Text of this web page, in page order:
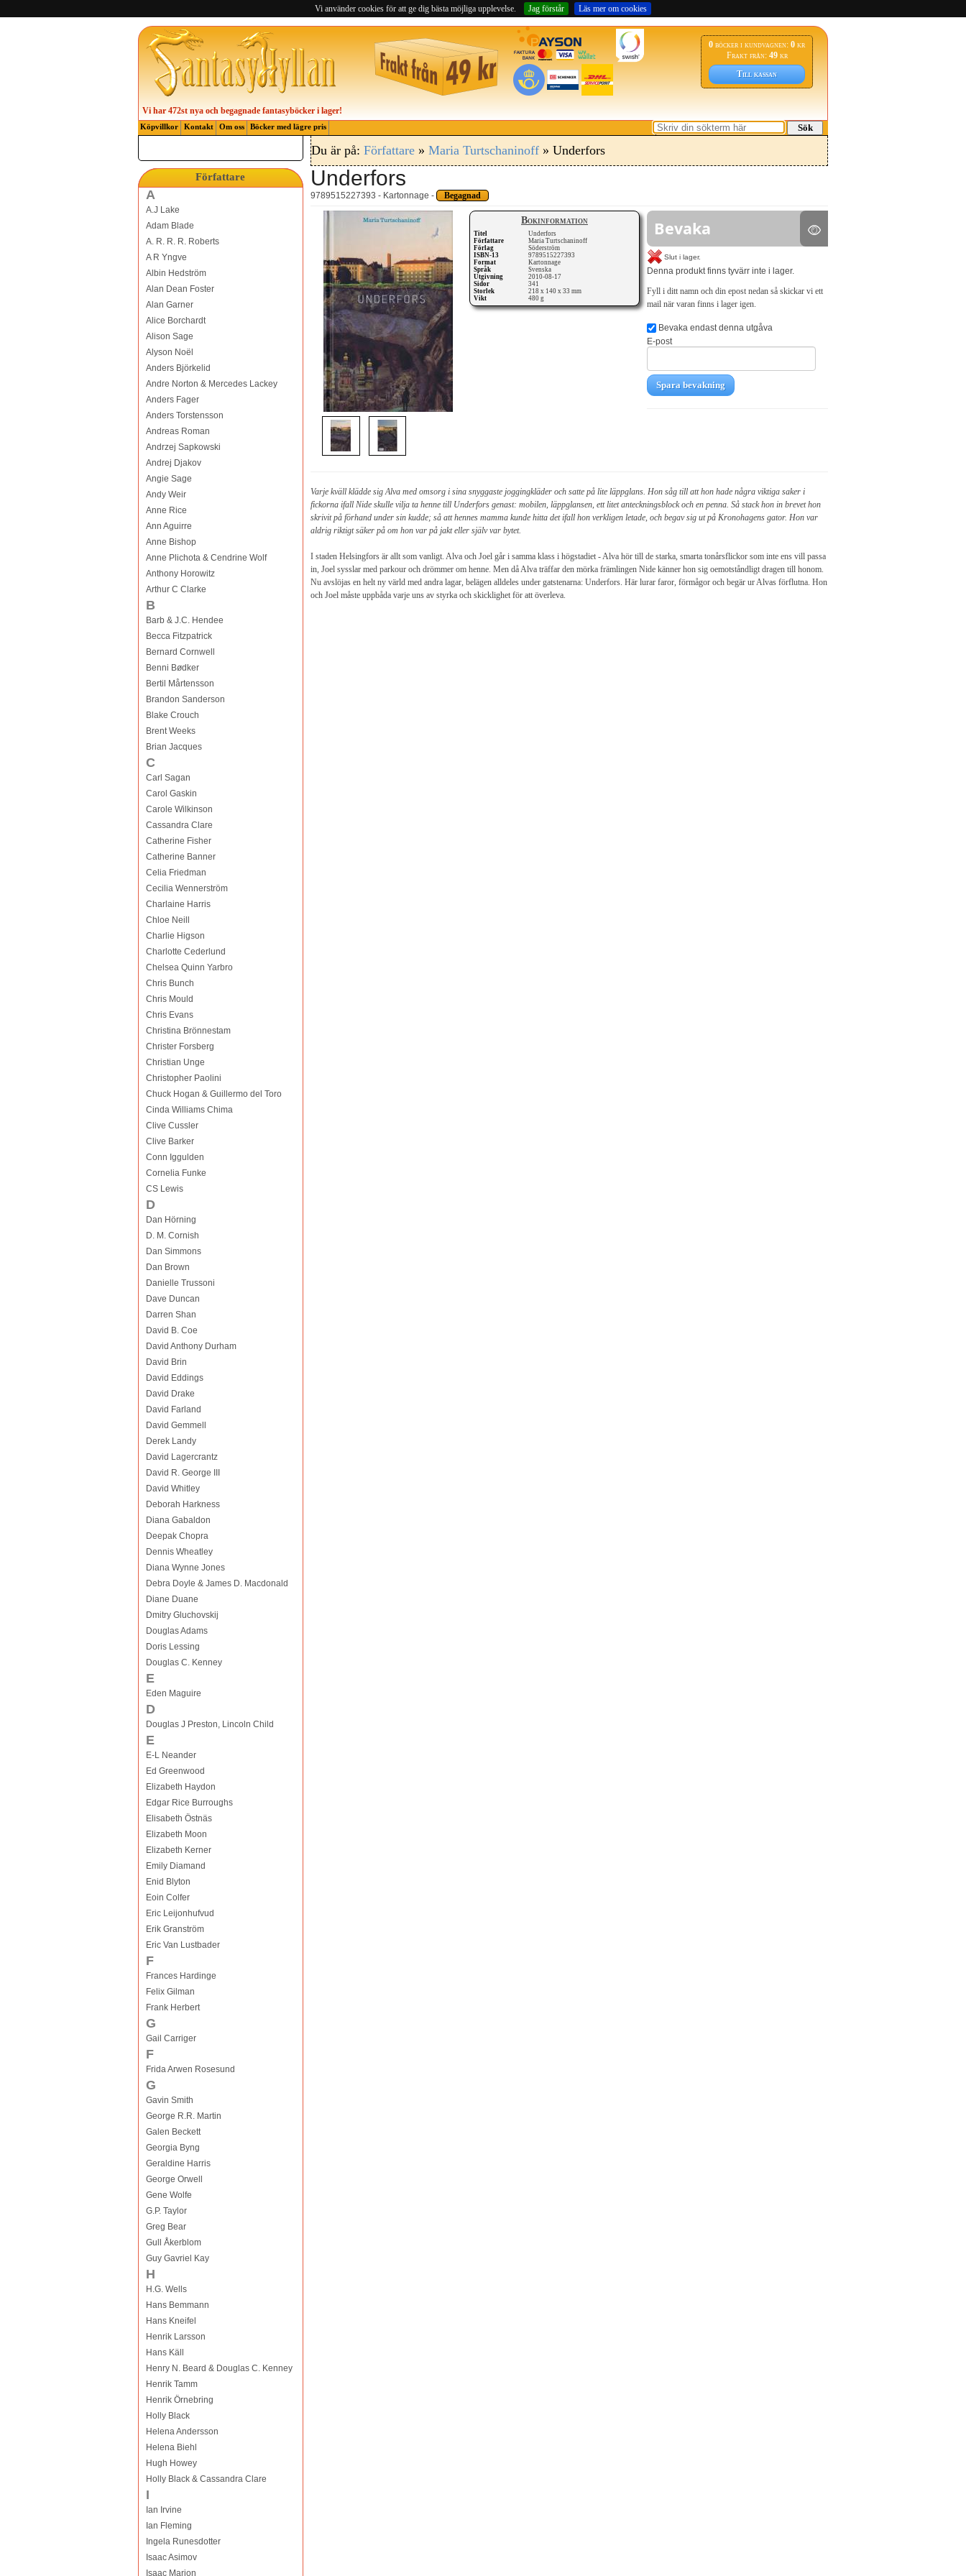
Vi använder cookies för att ge dig bästa möjliga upplevelse. Jag förstår Läs mer om cookies
0 böcker i kundvagnen:0kr
Frakt från: 49kr
Till kassan
Vi har 472st nya och begagnade fantasyböcker i lager!
Köpvillkor Kontakt Om oss Böcker med lägre pris Sök
Författare
A
A.J Lake
Adam Blade
A. R. R. R. Roberts
A R Yngve
Albin Hedström
Alan Dean Foster
Alan Garner
Alice Borchardt
Alison Sage
Alyson Noël
Anders Björkelid
Andre Norton & Mercedes Lackey
Anders Fager
Anders Torstensson
Andreas Roman
Andrzej Sapkowski
Andrej Djakov
Angie Sage
Andy Weir
Anne Rice
Ann Aguirre
Anne Bishop
Anne Plichota & Cendrine Wolf
Anthony Horowitz
Arthur C Clarke
B
Barb & J.C. Hendee
Becca Fitzpatrick
Bernard Cornwell
Benni Bødker
Bertil Mårtensson
Brandon Sanderson
Blake Crouch
Brent Weeks
Brian Jacques
C
Carl Sagan
Carol Gaskin
Carole Wilkinson
Cassandra Clare
Catherine Fisher
Catherine Banner
Celia Friedman
Cecilia Wennerström
Charlaine Harris
Chloe Neill
Charlie Higson
Charlotte Cederlund
Chelsea Quinn Yarbro
Chris Bunch
Chris Mould
Chris Evans
Christina Brönnestam
Christer Forsberg
Christian Unge
Christopher Paolini
Chuck Hogan & Guillermo del Toro
Cinda Williams Chima
Clive Cussler
Clive Barker
Conn Iggulden
Cornelia Funke
CS Lewis
D
Dan Hörning
D. M. Cornish
Dan Simmons
Dan Brown
Danielle Trussoni
Dave Duncan
Darren Shan
David B. Coe
David Anthony Durham
David Brin
David Eddings
David Drake
David Farland
David Gemmell
Derek Landy
David Lagercrantz
David R. George III
David Whitley
Deborah Harkness
Diana Gabaldon
Deepak Chopra
Dennis Wheatley
Diana Wynne Jones
Debra Doyle & James D. Macdonald
Diane Duane
Dmitry Gluchovskij
Douglas Adams
Doris Lessing
Douglas C. Kenney
E
Eden Maguire
D
Douglas J Preston, Lincoln Child
E
E-L Neander
Ed Greenwood
Elizabeth Haydon
Edgar Rice Burroughs
Elisabeth Östnäs
Elizabeth Moon
Elizabeth Kerner
Emily Diamand
Enid Blyton
Eoin Colfer
Eric Leijonhufvud
Erik Granström
Eric Van Lustbader
F
Frances Hardinge
Felix Gilman
Frank Herbert
G
Gail Carriger
F
Frida Arwen Rosesund
G
Gavin Smith
George R.R. Martin
Galen Beckett
Georgia Byng
Geraldine Harris
George Orwell
Gene Wolfe
G.P. Taylor
Greg Bear
Gull Åkerblom
Guy Gavriel Kay
H
H.G. Wells
Hans Bemmann
Hans Kneifel
Henrik Larsson
Hans Käll
Henry N. Beard & Douglas C. Kenney
Henrik Tamm
Henrik Örnebring
Holly Black
Helena Andersson
Helena Biehl
Hugh Howey
Holly Black & Cassandra Clare
I
Ian Irvine
Ian Fleming
Ingela Runesdotter
Isaac Asimov
Isaac Marion
Du är på: Författare» Maria Turtschaninoff» Underfors
Underfors
9789515227393 - Kartonnage - Begagnad
Bokinformation
Titel
Underfors
Författare
Maria Turtschaninoff
Förlag
Söderström
ISBN-13
9789515227393
Format
Kartonnage
Språk
Svenska
Utgivning
2010-08-17
Sidor
341
Storlek
218 x 140 x 33 mm
Vikt
480 g
Bevaka
Slut i lager.
Denna produkt finns tyvärr inte i lager.
Fyll i ditt namn och din epost nedan så skickar vi ett
mail när varan finns i lager igen.
Bevaka endast denna utgåva
E-post
Spara bevakning
Varje kväll klädde sig Alva med omsorg i sina snyggaste joggingkläder och satte på lite läppglans. Hon såg till att hon hade några viktiga saker i
fickorna ifall Nide skulle vilja ta henne till Underfors genast: mobilen, läppglansen, ett litet anteckningsblock och en penna. Så stack hon in brevet hon
skrivit på förhand under sin kudde; så att hennes mamma kunde hitta det ifall hon verkligen letade, och begav sig ut på Kronohagens gator. Hon var
aldrig riktigt säker på om hon var på jakt eller själv var bytet.
I staden Helsingfors är allt som vanligt. Alva och Joel går i samma klass i högstadiet - Alva hör till de starka, smarta tonårsflickor som inte ens vill passa
in, Joel sysslar med parkour och drömmer om henne. Men då Alva träffar den mörka främlingen Nide känner hon sig oemotståndligt dragen till honom.
Nu avslöjas en helt ny värld med andra lagar, belägen alldeles under gatstenarna: Underfors. Här lurar faror, förmågor och begär ur Alvas förflutna. Hon
och Joel måste uppbåda varje uns av styrka och skicklighet för att överleva.